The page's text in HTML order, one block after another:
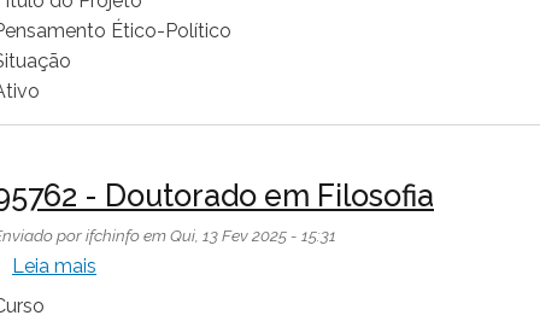
Ético-Político
- Doutorado em Filosofia
porifchinfoemQui, 13 Fev 2025 - 15:31
Leia mais